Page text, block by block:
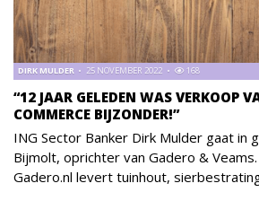
“12 JAAR GELEDEN WAS VERKOOP
COMMERCE BIJZONDER!”
DIRK MULDER 25 NOVEMBER 2022 168
ING Sector Banker Dirk Mulder gaat in
Bijmolt, oprichter van Gadero &
Gadero.nl levert tuinhout,